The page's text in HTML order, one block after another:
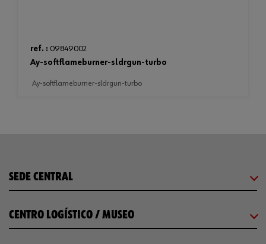
ref. : 09849002
ay-softflameburner-sldrgun-turbo
ay-softflameburner-sldrgun-turbo
SEDE CENTRAL
CENTRO LOGÍSTICO / MUSEO